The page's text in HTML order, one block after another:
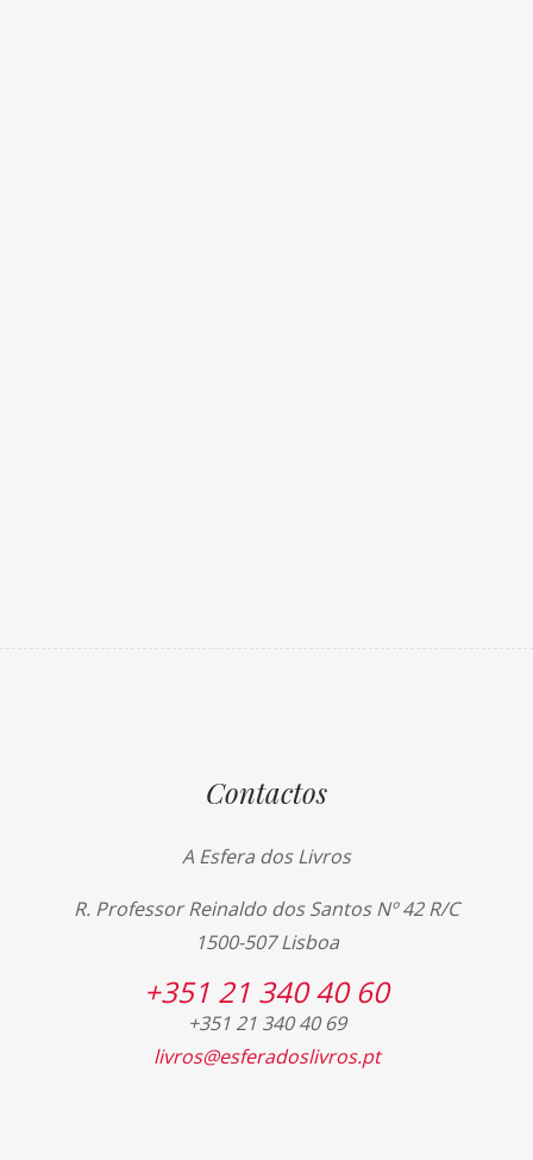
Contactos
A Esfera dos Livros
R. Professor Reinaldo dos Santos Nº 42 R/C
1500-507 Lisboa
+351 21 340 40 60
+351 21 340 40 69
livros@esferadoslivros.pt